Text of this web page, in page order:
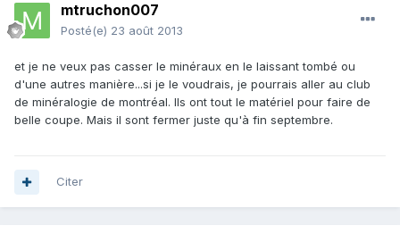
mtruchon007
Posté(e) 23 août 2013
et je ne veux pas casser le minéraux en le laissant tombé ou
d'une autres manière...si je le voudrais, je pourrais aller au club
de minéralogie de montréal. Ils ont tout le matériel pour faire de
belle coupe. Mais il sont fermer juste qu'à fin septembre.
Citer